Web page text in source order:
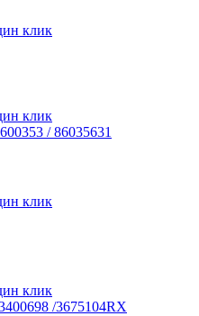
клик
клик
/ 86035631
клик
клик
/3675104RX